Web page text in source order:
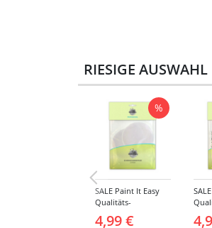
RIESIGE
%
SALE Paint It Easy
Qualitäts-
Rund, 2 Stück, für
4,99 €